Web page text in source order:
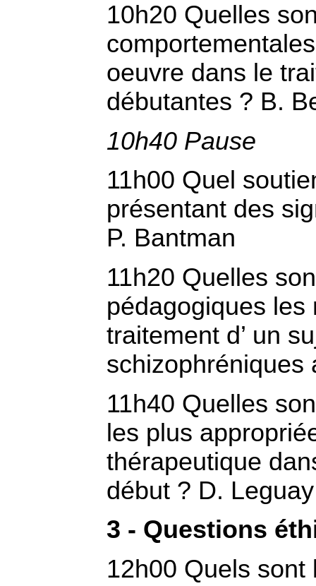
10h20 Quelles
oeuvre dans le
débutantes ? B.
10h40 Pause
11h00 Quel
présentant des
P. Bantman
11h20 Quelles
pédagogiques
traitement d’ un
schizophréniques
11h40 Quelles
les plus
thérapeutique
début ? D. Leguay
3 - Questions
12h00 Quels